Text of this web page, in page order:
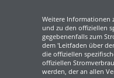
Weitere Informationen
und zu den offiziellen
gegebenenfalls zum
dem 'Leitfaden über
die offiziellen
offiziellen
werden, der an allen